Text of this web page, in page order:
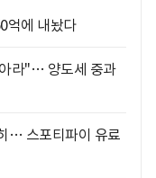
억에 내놨다
라"… 양도세 중과
… 스포티파이 유료